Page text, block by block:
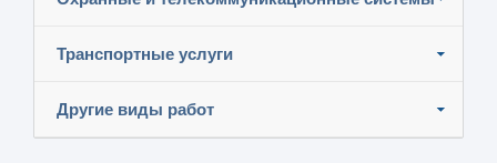
Транспортные услуги
Другие виды работ